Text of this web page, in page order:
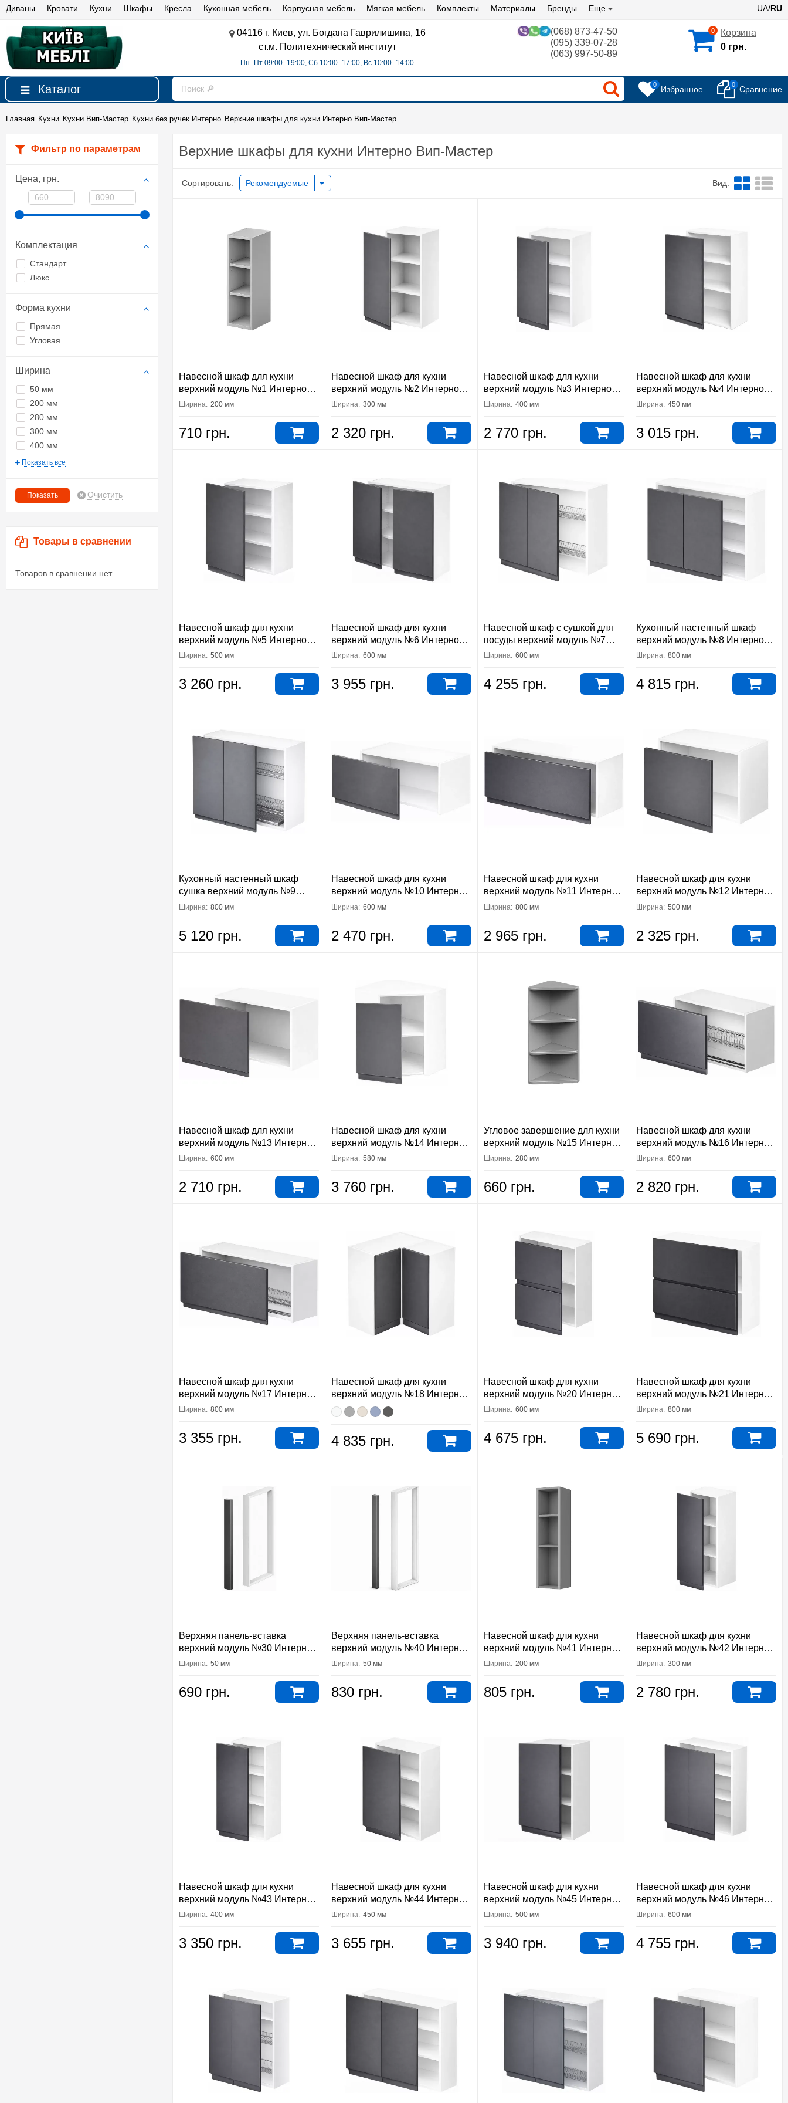
UA/RU
Диваны Кровати Кухни Шкафы Кресла Кухонная мебель Корпусная мебель Мягкая мебель Комплекты Материалы Бренды Еще
04116 г. Киев, ул. Богдана Гаврилишина, 16
ст.м. Политехнический институт
Пн–Пт 09:00–19:00, Сб 10:00–17:00, Вс 10:00–14:00
(068) 873-47-50
(095) 339-07-28
(063) 997-50-89
0
Корзина
0 грн.
Каталог 0 Избранное 0 Сравнение
Главная Кухни Кухни Вип-Мастер Кухни без ручек Интерно Верхние шкафы для кухни Интерно Вип-Мастер
Фильтр по параметрам
Цена, грн.
—
Комплектация
Стандарт
Люкс
Форма кухни
Прямая
Угловая
Ширина
50 мм
200 мм
280 мм
300 мм
400 мм
Показать все
Очистить
Товары в сравнении
Товаров в сравнении нет
Верхние шкафы для кухни Интерно Вип-Мастер
Сортировать: Рекомендуемые Вид:
Навесной шкаф для кухни
верхний модуль №1 Интерно
Вип-Мастер
Ширина: 200 мм
710 грн.
Навесной шкаф для кухни
верхний модуль №2 Интерно
Вип-Мастер
Ширина: 300 мм
2 320 грн.
Навесной шкаф для кухни
верхний модуль №3 Интерно
Вип-Мастер
Ширина: 400 мм
2 770 грн.
Навесной шкаф для кухни
верхний модуль №4 Интерно
Вип-Мастер
Ширина: 450 мм
3 015 грн.
Навесной шкаф для кухни
верхний модуль №5 Интерно
Вип-Мастер
Ширина: 500 мм
3 260 грн.
Навесной шкаф для кухни
верхний модуль №6 Интерно
Вип-Мастер
Ширина: 600 мм
3 955 грн.
Навесной шкаф с сушкой для
посуды верхний модуль №7
Интерно Вип-Мастер
Ширина: 600 мм
4 255 грн.
Кухонный настенный шкаф
верхний модуль №8 Интерно
Вип-Мастер
Ширина: 800 мм
4 815 грн.
Кухонный настенный шкаф
сушка верхний модуль №9
Интерно Вип-Мастер
Ширина: 800 мм
5 120 грн.
Навесной шкаф для кухни
верхний модуль №10 Интерно
Вип-Мастер
Ширина: 600 мм
2 470 грн.
Навесной шкаф для кухни
верхний модуль №11 Интерно
Вип-Мастер
Ширина: 800 мм
2 965 грн.
Навесной шкаф для кухни
верхний модуль №12 Интерно
Вип-Мастер
Ширина: 500 мм
2 325 грн.
Навесной шкаф для кухни
верхний модуль №13 Интерно
Вип-Мастер
Ширина: 600 мм
2 710 грн.
Навесной шкаф для кухни
верхний модуль №14 Интерно
Вип-Мастер
Ширина: 580 мм
3 760 грн.
Угловое завершение для кухни
верхний модуль №15 Интерно
Вип-Мастер
Ширина: 280 мм
660 грн.
Навесной шкаф для кухни
верхний модуль №16 Интерно
Вип-Мастер
Ширина: 600 мм
2 820 грн.
Навесной шкаф для кухни
верхний модуль №17 Интерно
Вип-Мастер
Ширина: 800 мм
3 355 грн.
Навесной шкаф для кухни
верхний модуль №18 Интерно
Вип-Мастер
4 835 грн.
Навесной шкаф для кухни
верхний модуль №20 Интерно
Вип-Мастер
Ширина: 600 мм
4 675 грн.
Навесной шкаф для кухни
верхний модуль №21 Интерно
Вип-Мастер
Ширина: 800 мм
5 690 грн.
Верхняя панель-вставка
верхний модуль №30 Интерно
Вип-Мастер
Ширина: 50 мм
690 грн.
Верхняя панель-вставка
верхний модуль №40 Интерно
Вип-Мастер
Ширина: 50 мм
830 грн.
Навесной шкаф для кухни
верхний модуль №41 Интерно
Вип-Мастер
Ширина: 200 мм
805 грн.
Навесной шкаф для кухни
верхний модуль №42 Интерно
Вип-Мастер
Ширина: 300 мм
2 780 грн.
Навесной шкаф для кухни
верхний модуль №43 Интерно
Вип-Мастер
Ширина: 400 мм
3 350 грн.
Навесной шкаф для кухни
верхний модуль №44 Интерно
Вип-Мастер
Ширина: 450 мм
3 655 грн.
Навесной шкаф для кухни
верхний модуль №45 Интерно
Вип-Мастер
Ширина: 500 мм
3 940 грн.
Навесной шкаф для кухни
верхний модуль №46 Интерно
Вип-Мастер
Ширина: 600 мм
4 755 грн.